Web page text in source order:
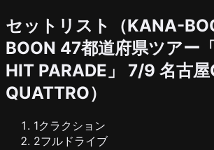
セットリスト（KANA-
BOON 47都道府県ツアー
HIT PARADE」
7/9 名古
QUATTRO）
1クラクション
2フルドライブ